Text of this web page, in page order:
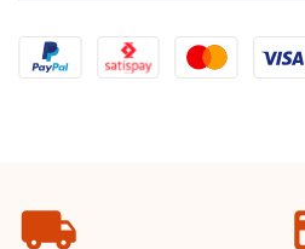
Metodi di pagamento